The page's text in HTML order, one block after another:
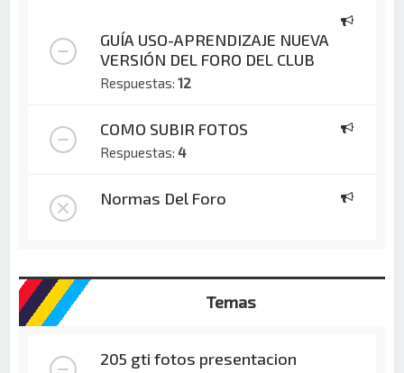
GUÍA USO-APRENDIZAJE NUEVA
VERSIÓN DEL FORO DEL CLUB
Respuestas:12
COMO SUBIR FOTOS
Respuestas:4
Normas Del Foro
Temas
205 gti fotos presentacion